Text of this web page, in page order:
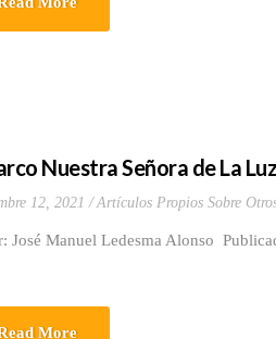
Nuestra Señora de La Luz
12, 2021 Artículos Propios Sobre
José Manuel Ledesma Alonso
More